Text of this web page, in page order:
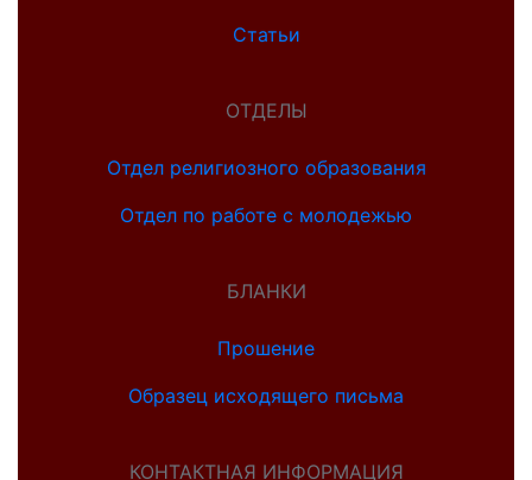
Статьи
ОТДЕЛЫ
Отдел религиозного образования
Отдел по работе с молодежью
БЛАНКИ
Прошение
Образец исходящего письма
КОНТАКТНАЯ ИНФОРМАЦИЯ